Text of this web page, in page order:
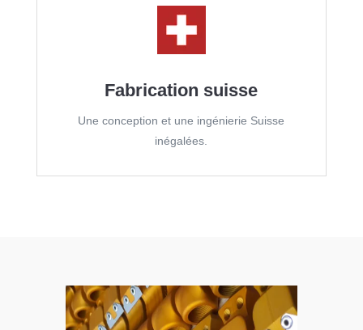
Fabrication suisse
Une conception et une ingénierie Suisse
inégalées.